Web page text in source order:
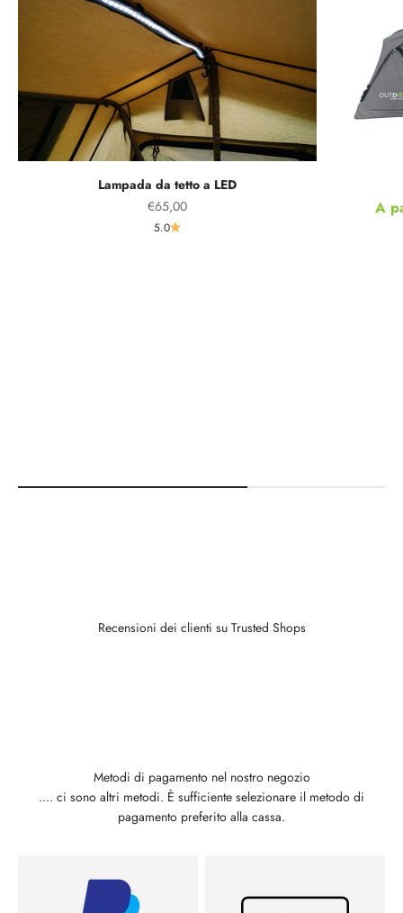
Lampada da tetto a LED
Prezzo scontato
€65,00
5.0
A
Recensioni dei clienti su Trusted Shops
Metodi di pagamento nel nostro negozio
.... ci sono altri metodi. È sufficiente selezionare il metodo di
pagamento preferito alla cassa.